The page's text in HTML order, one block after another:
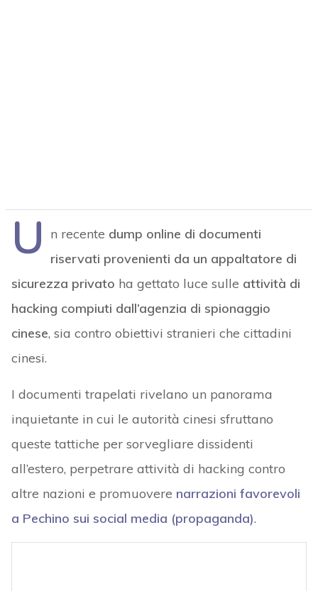
U n recente dump online di documenti
riservati provenienti da un appaltatore di
sicurezza privato ha gettato luce sulle attività di
hacking compiuti dall’agenzia di spionaggio
cinese, sia contro obiettivi stranieri che cittadini
cinesi.
I documenti trapelati rivelano un panorama
inquietante in cui le autorità cinesi sfruttano
queste tattiche per sorvegliare dissidenti
all’estero, perpetrare attività di hacking contro
altre nazioni e promuovere narrazioni favorevoli
a Pechino sui social media (propaganda).